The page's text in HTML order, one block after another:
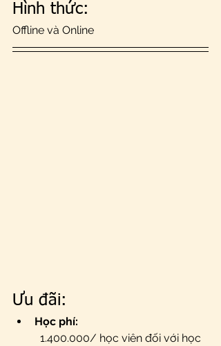
Hình thức:
Offline và Online
Ưu đãi:
Học phí: